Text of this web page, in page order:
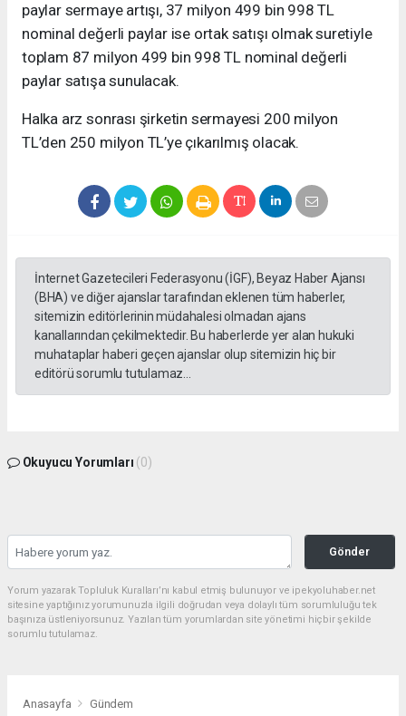
paylar sermaye artışı, 37 milyon 499 bin 998 TL
nominal değerli paylar ise ortak satışı olmak suretiyle
toplam 87 milyon 499 bin 998 TL nominal değerli
paylar satışa sunulacak.
Halka arz sonrası şirketin sermayesi 200 milyon
TL’den 250 milyon TL’ye çıkarılmış olacak.
İnternet Gazetecileri Federasyonu (İGF), Beyaz Haber Ajansı
(BHA) ve diğer ajanslar tarafından eklenen tüm haberler,
sitemizin editörlerinin müdahalesi olmadan ajans
kanallarından çekilmektedir. Bu haberlerde yer alan hukuki
muhataplar haberi geçen ajanslar olup sitemizin hiç bir
editörü sorumlu tutulamaz...
Okuyucu Yorumları (0)
Gönder
Yorum yazarak Topluluk Kuralları’nı kabul etmiş bulunuyor ve ipekyoluhaber.net
sitesine yaptığınız yorumunuzla ilgili doğrudan veya dolaylı tüm sorumluluğu tek
başınıza üstleniyorsunuz. Yazılan tüm yorumlardan site yönetimi hiçbir şekilde
sorumlu tutulamaz.
Anasayfa Gündem